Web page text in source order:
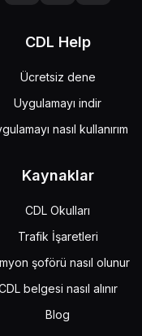
CDL Help
Ücretsiz dene
Uygulamayı indir
nasıl kullanırım
Kaynaklar
CDL Okulları
Trafik İşaretleri
şoförü nasıl olunur
belgesi nasıl alınır
Blog